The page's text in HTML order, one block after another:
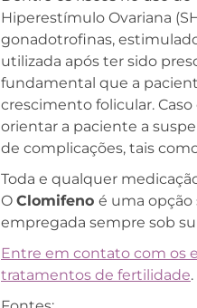
Hiperestímulo Ovariana
gonadotrofinas,
utilizada após ter sido
fundamental que a
crescimento folicular.
orientar a paciente a
de complicações, tais
Toda e qualquer
O Clomifeno é uma opção
empregada sempre sob
Entre em contato com os
tratamentos de fertilidade.